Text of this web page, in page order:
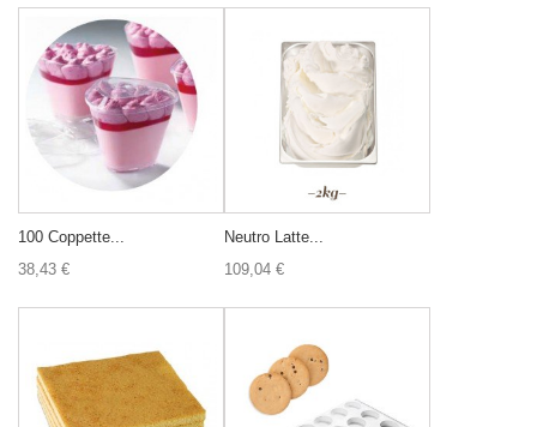
100 Coppette...
38,43 €
Neutro Latte...
109,04 €